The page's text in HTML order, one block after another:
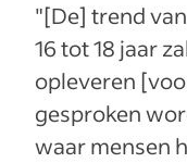
"[De] trend
16 tot 18 jaar
opleveren
gesproken
waar mensen